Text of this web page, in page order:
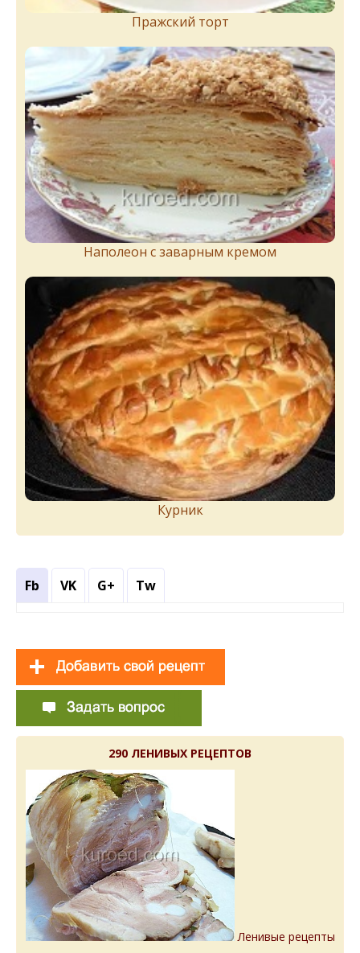
Пражский торт
Наполеон с заварным кремом
Курник
Fb VK G+ Tw
290 ЛЕНИВЫХ РЕЦЕПТОВ
Ленивые рецепты